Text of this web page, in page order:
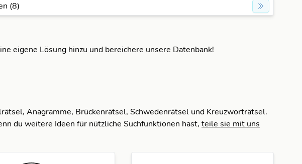
(8)
eigene Lösung hinzu und bereichere unsere Datenbank!
Anagramme, Brückenrätsel, Schwedenrätsel und Kreuzworträtsel.
du weitere Ideen für nützliche Suchfunktionen hast, teile sie mit uns